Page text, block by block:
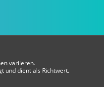
variieren.
und dient als Richtwert.